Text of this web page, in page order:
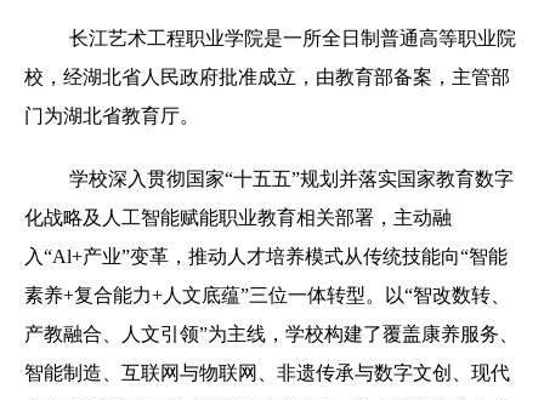
长江艺术工程职业学院是一所全日制普通高等职业院
校，经湖北省人民政府批准成立，由教育部备案，主管部
门为湖北省教育厅。
学校深入贯彻国家“十五五”规划并落实国家教育数字
化战略及人工智能赋能职业教育相关部署，主动融
入“Al+产业”变革，推动人才培养模式从传统技能向“智能
素养+复合能力+人文底蕴”三位一体转型。以“智改数转、
产教融合、人文引领”为主线，学校构建了覆盖康养服务、
智能制造、互联网与物联网、非遗传承与数字文创、现代